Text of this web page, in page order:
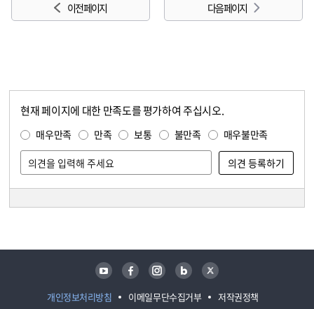
이전 페이지 다음 페이지
현재 페이지에 대한 만족도를 평가하여 주십시오.
매우만족 만족 보통 불만족 매우불만족
개인정보처리방침 이메일무단수집거부 저작권정책
유튜브 페이스북 인스타그램 블로그 트위터